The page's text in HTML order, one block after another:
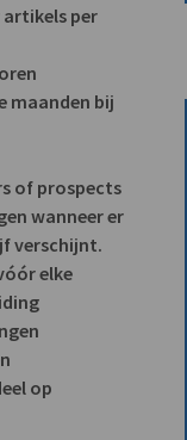
per
maanden bij
of prospects
wanneer er
verschijnt.
elke
op